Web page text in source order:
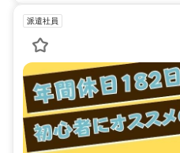
派遣社員